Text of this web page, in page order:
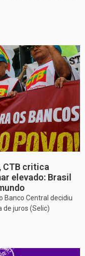
CTB critica
elevado: Brasil
Banco Central decidiu
juros (Selic)